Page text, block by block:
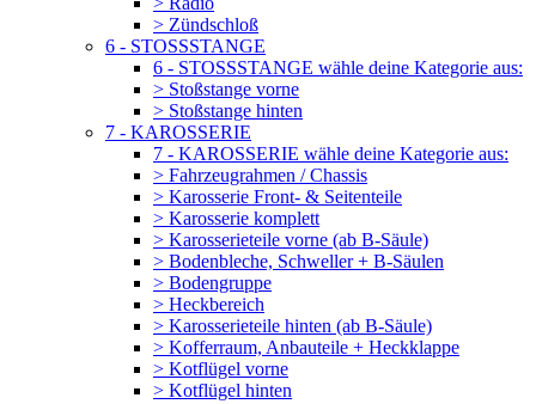
> Zündschloß
6 - STOSSSTANGE
6 - STOSSSTANGE wähle deine Kategorie aus:
> Stoßstange vorne
> Stoßstange hinten
7 - KAROSSERIE
7 - KAROSSERIE wähle deine Kategorie aus:
> Fahrzeugrahmen / Chassis
> Karosserie Front- & Seitenteile
> Karosserie komplett
> Karosserieteile vorne (ab B-Säule)
> Bodenbleche, Schweller + B-Säulen
> Bodengruppe
> Heckbereich
> Karosserieteile hinten (ab B-Säule)
> Kofferraum, Anbauteile + Heckklappe
> Kotflügel vorne
> Kotflügel hinten